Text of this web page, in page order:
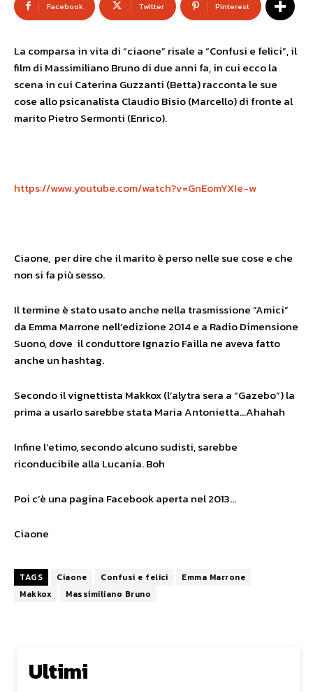
Facebook Twitter Pinterest
La comparsa in vita di “ciaone” risale a “Confusi e felici”, il
film di Massimiliano Bruno di due anni fa, in cui ecco la
scena in cui Caterina Guzzanti (Betta) racconta le sue
cose allo psicanalista Claudio Bisio (Marcello) di fronte al
marito Pietro Sermonti (Enrico).
https://www.youtube.com/watch?v=GnEomYXIe-w
Ciaone, per dire che il marito è perso nelle sue cose e che
non si fa più sesso.
Il termine è stato usato anche nella trasmissione ”Amici”
da Emma Marrone nell’edizione 2014 e a Radio Dimensione
Suono, dove il conduttore Ignazio Failla ne aveva fatto
anche un hashtag.
Secondo il vignettista Makkox (l’alytra sera a “Gazebo”) la
prima a usarlo sarebbe stata Maria Antonietta…Ahahah
Infine l’etimo, secondo alcuno sudisti, sarebbe
riconducibile alla Lucania. Boh
Poi c’è una pagina Facebook aperta nel 2013…
Ciaone
TAGS Ciaone Confusi e felici
Emma Marrone
Makkox
Massimiliano Bruno
Ultimi